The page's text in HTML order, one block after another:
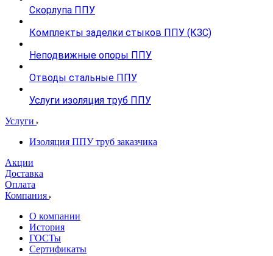
Скорлупа ППУ
Комплекты заделки стыков ППУ (КЗС)
Неподвижные опоры ППУ
Отводы стальные ППУ
Услуги изоляция труб ППУ
Услуги
Изоляция ППУ труб заказчика
Акции
Доставка
Оплата
Компания
О компании
История
ГОСТы
Сертификаты